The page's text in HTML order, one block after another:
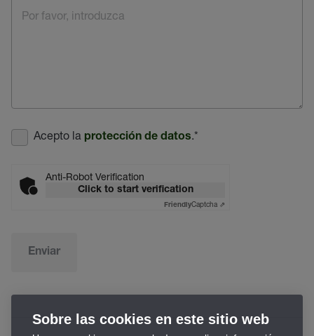
Acepto la protección de datos.*
Anti-Robot Verification
Click to start verification
FriendlyCaptcha ⇗
Enviar
Sobre las cookies en este sitio web